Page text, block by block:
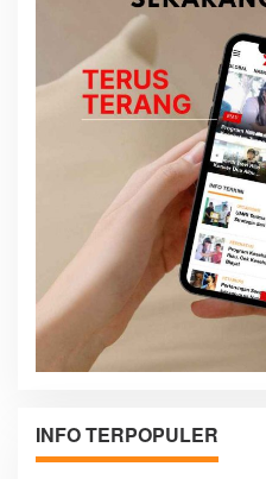
INFO TERPOPULER